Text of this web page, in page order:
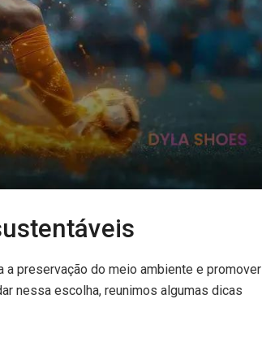
preservação do meio ambiente e promover
nessa escolha, reunimos algumas dicas